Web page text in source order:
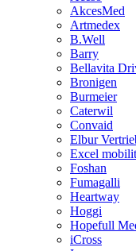
AkcesMed
Artmedex
B.Well
Barry
Bellavita
Bronigen
Burmeier
Caterwil
Convaid
Elbur
Excel
Foshan
Fumagalli
Heartway
Hoggi
Hopefull
iCross